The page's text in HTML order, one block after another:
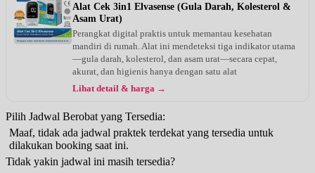
Alat Cek 3in1 Elvasense (Gula Darah, Kolesterol &
Asam Urat)
Perangkat digital praktis untuk memantau kesehatan
mandiri di rumah. Alat ini mendeteksi tiga indikator utama
—gula darah, kolesterol, dan asam urat—secara cepat,
akurat, dan higienis hanya dengan satu alat
Lihat detail & harga →
Pilih Jadwal Berobat yang Tersedia:
Maaf, tidak ada jadwal praktek terdekat yang tersedia untuk
dilakukan booking saat ini.
Tidak yakin jadwal ini masih tersedia?